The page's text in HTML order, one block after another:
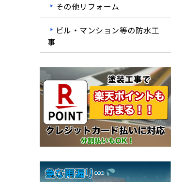
その他リフォーム
ビル・マンション等の防水工
事